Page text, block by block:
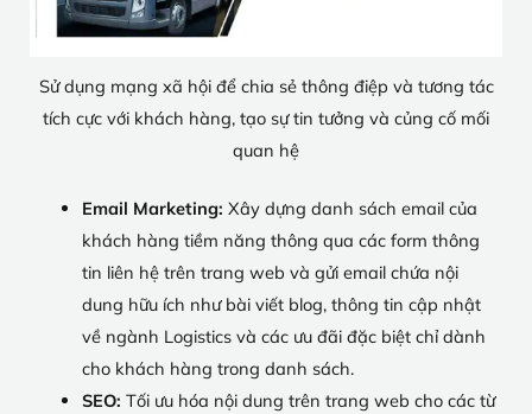
Sử dụng mạng xã hội để chia sẻ thông điệp và tương tác
tích cực với khách hàng, tạo sự tin tưởng và củng cố mối
quan hệ
Email Marketing: Xây dựng danh sách email của
khách hàng tiềm năng thông qua các form thông
tin liên hệ trên trang web và gửi email chứa nội
dung hữu ích như bài viết blog, thông tin cập nhật
về ngành Logistics và các ưu đãi đặc biệt chỉ dành
cho khách hàng trong danh sách.
SEO: Tối ưu hóa nội dung trên trang web cho các từ